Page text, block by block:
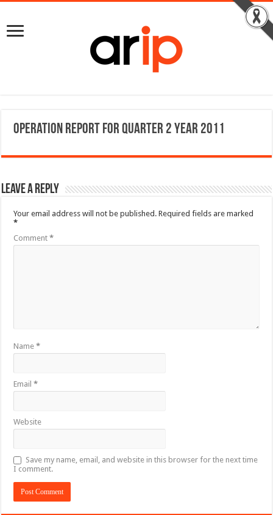
Operation Report for Quarter 2 Year 2011
Leave a Reply
Your email address will not be published. Required fields are marked
*
Comment*
Name*
Email*
Website
Save my name, email, and website in this browser for the next time
I comment.